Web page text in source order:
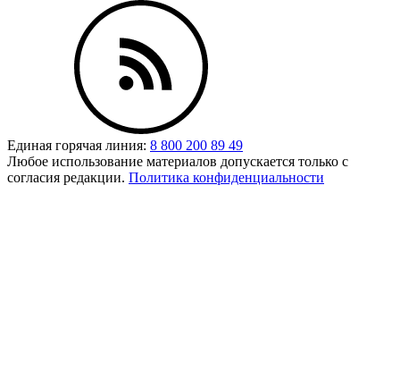
Единая горячая линия: 8 800 200 89 49
Любое использование материалов допускается только с
согласия редакции. Политика конфиденциальности